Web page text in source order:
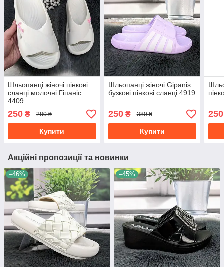
Шльопанці жіночі пінкові
сланці молочні Гіпаніс
4409
250 ₴ 280 ₴
Купити
Шльопанці жіночі Gipanis
бузкові пінкові сланці 4919
250₴ 380 ₴
Купити
250
Акційні пропозиції та новинки
–46% –45%